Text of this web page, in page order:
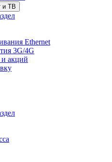
и ТВ
Ethernet
3G/4G
акций